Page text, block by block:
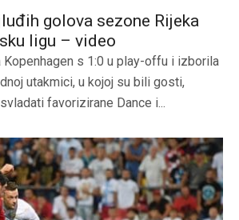
golova sezone Rijeka
ligu – video
Kopenhagen s 1:0 u play-offu i izborila
utakmici, u kojoj su bili gosti,
favorizirane Dance i...